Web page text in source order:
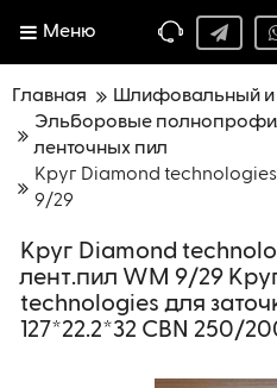
Меню
Главная
Шлифовальный и
Эльборовые
ленточных пил
Круг Diamond
9/29
Круг Diamond
лент.пил WM 9/29
technologies для
127*22.2*32 CBN 250/